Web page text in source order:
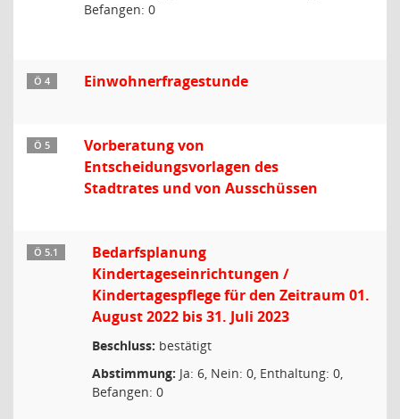
Befangen: 0
Ö 4 Einwohnerfragestunde
Ö 5
Vorberatung von
Entscheidungsvorlagen des
Stadtrates und von Ausschüssen
Ö 5.1
Bedarfsplanung
Kindertageseinrichtungen /
Kindertagespflege für den Zeitraum 01.
August 2022 bis 31. Juli 2023
Beschluss: bestätigt
Abstimmung: Ja: 6, Nein: 0, Enthaltung: 0,
Befangen: 0